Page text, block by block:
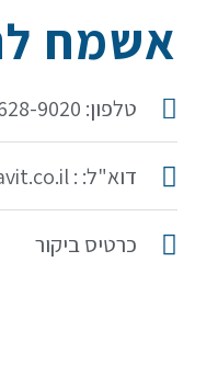
אשמח
טלפון: 050-628-9020
דוא"ל: : idit@iditaravit.co.il
כרטיס ביקור